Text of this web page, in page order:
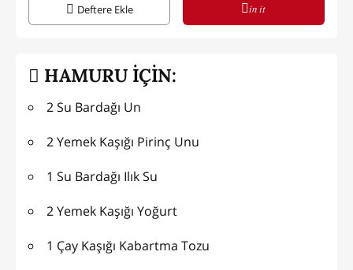
Deftere Ekle in it
HAMURU İÇİN:
2 Su Bardağı Un
2 Yemek Kaşığı Pirinç Unu
1 Su Bardağı Ilık Su
2 Yemek Kaşığı Yoğurt
1 Çay Kaşığı Kabartma Tozu